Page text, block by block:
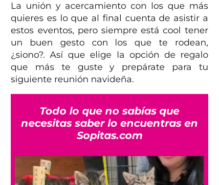
La unión y acercamiento con los que más
quieres es lo que al final cuenta de asistir a
estos eventos, pero siempre está cool tener
un buen gesto con los que te rodean,
¿siono?. Así que elige la opción de regalo
que más te guste y prepárate para tu
siguiente reunión navideña.
Todo lo que no sabías que
necesitas saber lo encuentras en
Sopitas.com